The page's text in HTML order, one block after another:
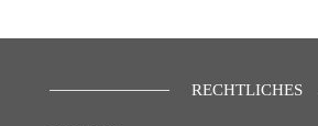
RECHTLICHES